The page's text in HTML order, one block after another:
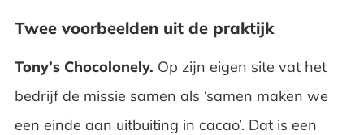
Twee voorbeelden uit de praktijk
Tony’s Chocolonely. Op zijn eigen site vat het
bedrijf de missie samen als ‘samen maken we
een einde aan uitbuiting in cacao’. Dat is een